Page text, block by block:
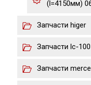
(l=4150мм)
Запчасти higer
Запчасти lс-100
Запчасти